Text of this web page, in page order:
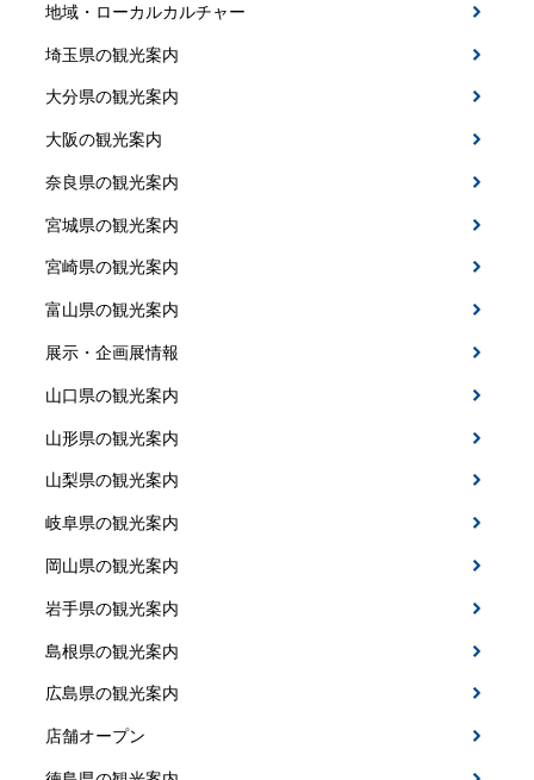
地域・ローカルカルチャー
埼玉県の観光案内
大分県の観光案内
大阪の観光案内
奈良県の観光案内
宮城県の観光案内
宮崎県の観光案内
富山県の観光案内
展示・企画展情報
山口県の観光案内
山形県の観光案内
山梨県の観光案内
岐阜県の観光案内
岡山県の観光案内
岩手県の観光案内
島根県の観光案内
広島県の観光案内
店舗オープン